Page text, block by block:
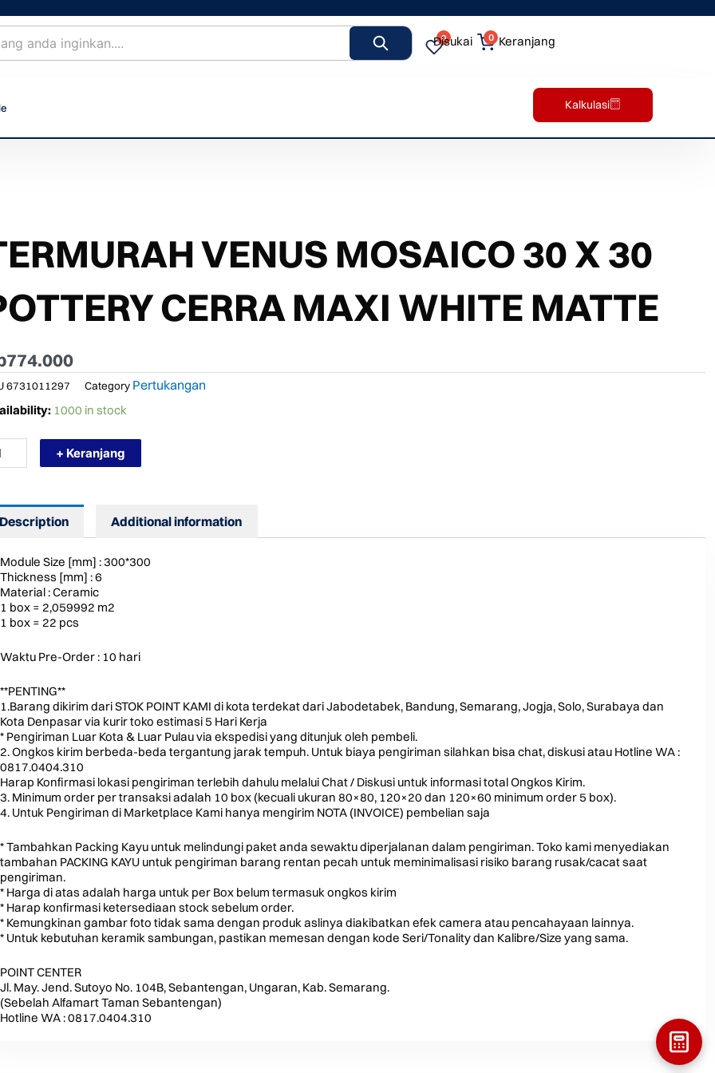
0
Disukai 0 Keranjang
Kalkulasi
VENUS MOSAICO 30 X 30
CERRA MAXI WHITE MATTE
774.000
6731011297 Category Pertukangan
1000 in stock
+ Keranjang
Description Additional information
Module Size [mm] : 300*300
Thickness [mm] : 6
Material : Ceramic
1 box = 2,059992 m2
1 box = 22 pcs
Waktu Pre-Order : 10 hari
**PENTING**
1.Barang dikirim dari STOK POINT KAMI di kota terdekat dari Jabodetabek, Bandung, Semarang, Jogja, Solo, Surabaya dan
Kota Denpasar via kurir toko estimasi 5 Hari Kerja
* Pengiriman Luar Kota & Luar Pulau via ekspedisi yang ditunjuk oleh pembeli.
2. Ongkos kirim berbeda-beda tergantung jarak tempuh. Untuk biaya pengiriman silahkan bisa chat, diskusi atau Hotline WA :
0817.0404.310
Harap Konfirmasi lokasi pengiriman terlebih dahulu melalui Chat / Diskusi untuk informasi total Ongkos Kirim.
3. Minimum order per transaksi adalah 10 box (kecuali ukuran 80×80, 120×20 dan 120×60 minimum order 5 box).
4. Untuk Pengiriman di Marketplace Kami hanya mengirim NOTA (INVOICE) pembelian saja
* Tambahkan Packing Kayu untuk melindungi paket anda sewaktu diperjalanan dalam pengiriman. Toko kami menyediakan
tambahan PACKING KAYU untuk pengiriman barang rentan pecah untuk meminimalisasi risiko barang rusak/cacat saat
pengiriman.
* Harga di atas adalah harga untuk per Box belum termasuk ongkos kirim
* Harap konfirmasi ketersediaan stock sebelum order.
* Kemungkinan gambar foto tidak sama dengan produk aslinya diakibatkan efek camera atau pencahayaan lainnya.
* Untuk kebutuhan keramik sambungan, pastikan memesan dengan kode Seri/Tonality dan Kalibre/Size yang sama.
POINT CENTER
Jl. May. Jend. Sutoyo No. 104B, Sebantengan, Ungaran, Kab. Semarang.
(Sebelah Alfamart Taman Sebantengan)
Hotline WA : 0817.0404.310